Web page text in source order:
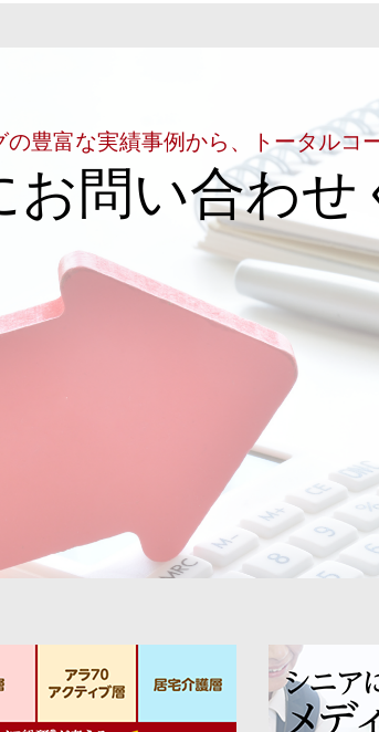
豊富な実績事例から、トータルコ
お問い合わせ